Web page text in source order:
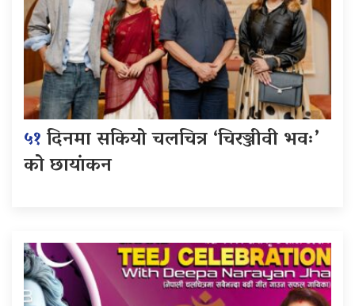
५१दिनमा सकियो चलचित्र ‘चिरञ्जीवी भवः’
को छायांकन